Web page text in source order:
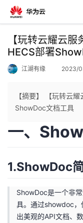
返
回
主
页
的
开
发
【玩转云耀云
HECS部署
江湖有缘 2023/
【摘要】 【玩转云
ShowDoc文档工具
一、
1.ShowDoc
ShowDoc是一个非
具。通过showdoc
出美观的API文档、